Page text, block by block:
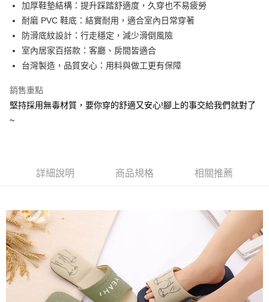
Google Pay
AFTEE先享後付
相關說明
【關於「AFTEE先享後付」】
AFTEE先享後付是「在收到商品之後才付款」的支付方式。 讓您購物簡單
１．簡單：不需註冊會員、不需綁卡、不需儲值。
２．便利：只要手機號碼，簡訊認證，即可結帳。
２．訂單成立數日內，您將收到繳費通知簡訊。
３．收到繳費通知簡訊後14天內，點擊此簡訊中的連結，可透過四大超商／
購買商品的店家。未經商家同意取消之訂單仍視為有效，需透過AFTEE先享
後付繳納相關費用。
※ 交易是否成功請以「AFTEE先享後付 」之結帳頁面顯示為準，若有關於
是否繳費成功／繳費後需取消欲退款等相關疑問，請聯繫「AFTEE先享後付
客戶支援中心」 https://netprotections.freshdesk.com/support/home
【注意事項】
１．透過由恩沛科技股份有限公司提供之「AFTEE先享後付」服務完成之交
易，需依本服務之必要範圍內提供個人資料，並將交易相關給付款項請求債
ATM付款
全家取貨付款
每筆NT$80，滿NT$490(含以上)免運費
每筆NT$80，滿NT$490(含以上)免運費
付款後 7-11取貨
每筆NT$80，滿NT$490(含以上)免運費
宅配
每筆NT$80，滿NT$490(含以上)免運費
加厚鞋墊結構：提升踩踏舒適度，久穿也不易疲勞
耐磨 PVC 鞋底：結實耐用，適合室內日常穿著
防滑底紋設計：行走穩定，減少滑倒風險
室內居家百搭款：客廳、房間皆適合
台灣製造，品質安心：用料與做工更有保障
銷售重點
堅持採用無毒材質，要你穿的舒適又安心!腳上的事交給我們就對了
~
詳細說明 商品規格 相關推薦